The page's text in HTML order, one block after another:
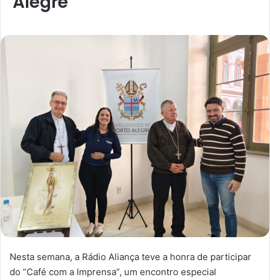
Nesta semana, a Rádio Aliança teve a honra de participar
do “Café com a Imprensa”, um encontro especial